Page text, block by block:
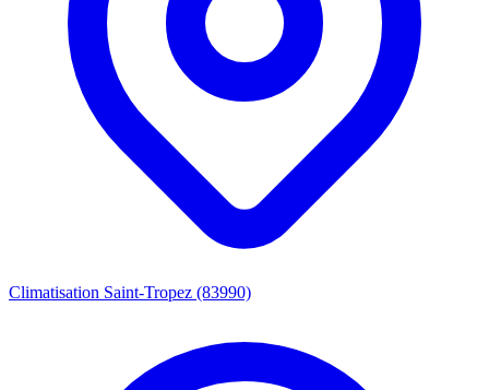
Climatisation Saint-Tropez (83990)